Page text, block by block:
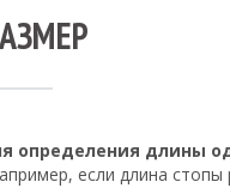
определения длины
если длина